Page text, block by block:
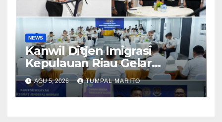
NEWS
Kanwil Ditjen Imigrasi
Kepulauan Riau Gelar
Evauasi Capai Kinerja
Triwulan II Tahun 2026
AGU 5, 2026 TUMPAL MARITO